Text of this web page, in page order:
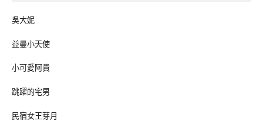
吳大妮
益曼小天使
小可愛阿貴
跳躍的宅男
民宿女王芽月